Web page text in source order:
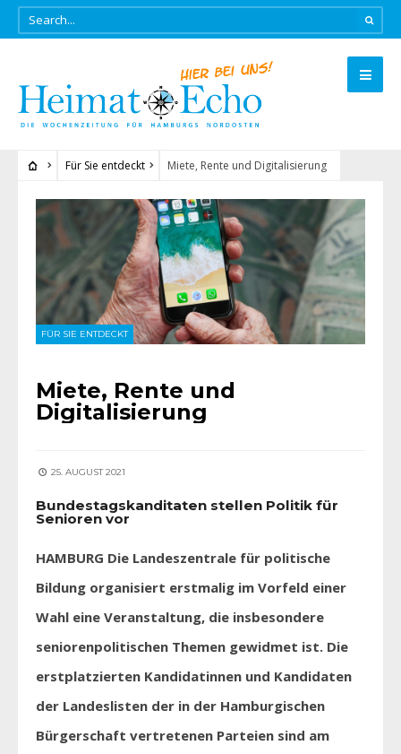
Für Sie entdeckt Miete, Rente und Digitalisierung
FÜR SIE ENTDECKT
Miete, Rente und
Digitalisierung
25. AUGUST 2021
Bundestagskanditaten stellen Politik für
Senioren vor
HAMBURG Die Landeszentrale für politische
Bildung organisiert erstmalig im Vorfeld einer
Wahl eine Veranstaltung, die insbesondere
seniorenpolitischen Themen gewidmet ist. Die
erstplatzierten Kandidatinnen und Kandidaten
der Landeslisten der in der Hamburgischen
Bürgerschaft vertretenen Parteien sind am